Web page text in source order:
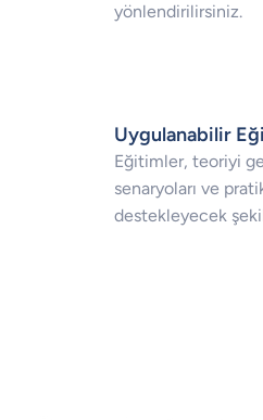
yönlendirilirsiniz.
Uygulanabilir
Eğitimler, teoriyi
senaryoları ve
destekleyecek